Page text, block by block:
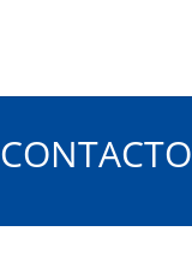
CONTACTO